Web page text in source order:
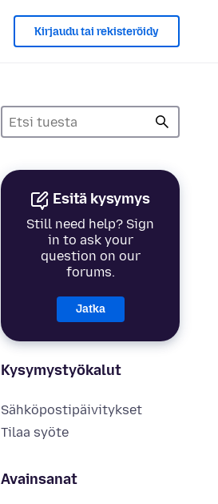
Kirjaudu tai rekisteröidy
Esitä kysymys
Still need help? Sign
in to ask your
question on our
forums.
Jatka
Kysymystyökalut
Sähköpostipäivitykset
Tilaa syöte
Avainsanat